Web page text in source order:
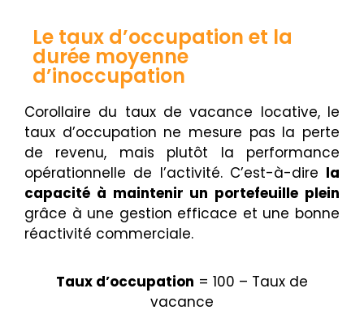
Le taux d’occupation et la
durée moyenne
d’inoccupation
Corollaire du taux de vacance locative, le
taux d’occupation ne mesure pas la perte
de revenu, mais plutôt la performance
opérationnelle de l’activité. C’est-à-dire la
capacité à maintenir un portefeuille plein
grâce à une gestion efficace et une bonne
réactivité commerciale.
Taux d’occupation = 100 – Taux de
vacance